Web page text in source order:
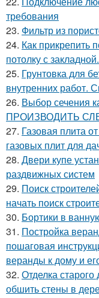
требования
23. Фильтр из
24. Как прикрепить
потолку с
25. Грунтовка для
внутренних работ.
26. Выбор сечения
ПРОИЗВОДИТЬ
27. Газовая плита
газовых плит для
28. Двери купе
раздвижных систем
29. Поиск
начать поиск
30. Бортики в
31. Постройка
пошаговая
веранды к дому и
32. Отделка
обшить стены в